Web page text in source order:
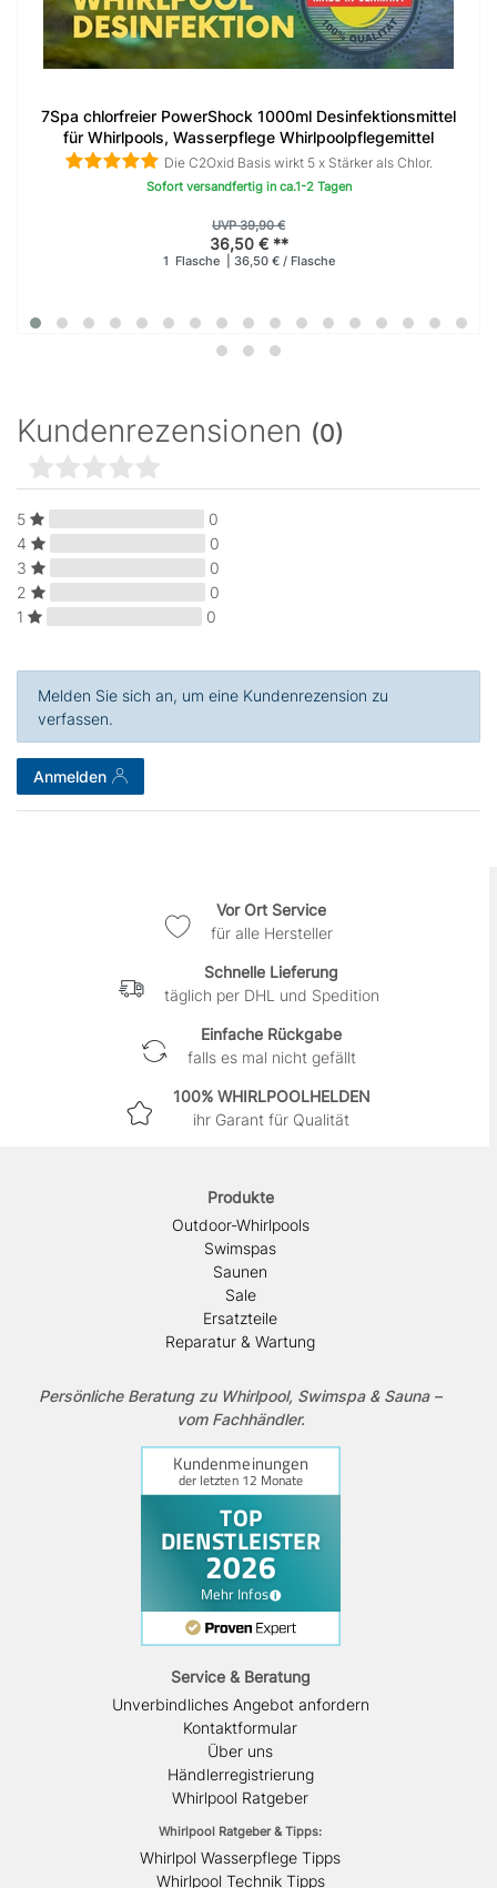
7Spa chlorfreier PowerShock 1000ml Desinfektionsmittel
für Whirlpools, Wasserpflege Whirlpoolpflegemittel
Die C2Oxid Basis wirkt 5 x Stärker als Chlor.
Sofort versandfertig in ca.1-2 Tagen
UVP 39,90 €
36,50 € **
1 Flasche | 36,50 € / Flasche
Kundenrezensionen (0)
5
0
4
0
3
0
2
0
1
0
Melden Sie sich an, um eine Kundenrezension zu
verfassen.
Anmelden
Vor Ort Service
für alle Hersteller
Schnelle Lieferung
täglich per DHL und Spedition
Einfache Rückgabe
falls es mal nicht gefällt
100% WHIRLPOOLHELDEN
ihr Garant für Qualität
Produkte
Outdoor-Whirlpools
Swimspas
Saunen
Sale
Ersatzteile
Reparatur & Wartung
Persönliche Beratung zu Whirlpool, Swimspa & Sauna –
vom Fachhändler.
Service & Beratung
Unverbindliches Angebot anfordern
Kontaktformular
Über uns
Händlerregistrierung
Whirlpool Ratgeber
Whirlpool Ratgeber & Tipps:
Whirlpol Wasserpflege Tipps
Whirlpool Technik Tipps